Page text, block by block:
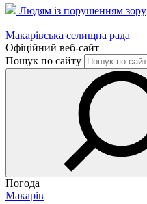
Людям із порушенням зору
Макарівська селищна рада
Офіційний веб-сайт
Пошук по сайту
Погода
Макарів